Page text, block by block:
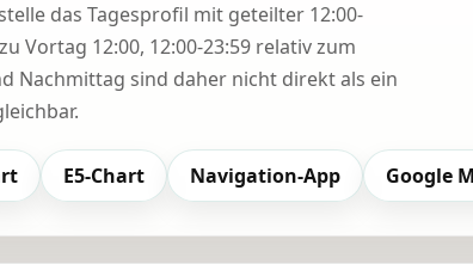
das Tagesprofil mit geteilter 12:00-
Vortag 12:00, 12:00-23:59 relativ zum
Nachmittag sind daher nicht direkt als ein
E5-Chart Navigation-App Google